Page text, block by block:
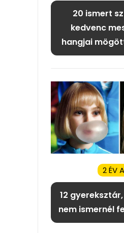
20 ismert
kedvenc
hangjai
2 ÉV
12
nem ismernél